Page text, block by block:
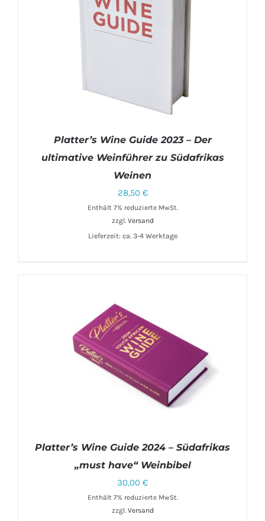
IN DEN WARENKORB / DETAILS
Platter’s Wine Guide 2023 – Der
ultimative Weinführer zu Südafrikas
Weinen
28,50 €
Enthält 7% reduzierte MwSt.
zzgl. Versand
Lieferzeit: ca. 3-4 Werktage
Platter’s Wine Guide 2024 – Südafrikas
„must have“ Weinbibel
30,00 €
Enthält 7% reduzierte MwSt.
zzgl. Versand